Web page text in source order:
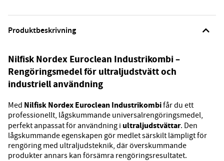
Produktbeskrivning
Nilfisk Nordex Euroclean Industrikombi –
Rengöringsmedel för ultraljudstvätt och
industriell användning
Med Nilfisk Nordex Euroclean Industrikombifår du ett
professionellt, lågskummande universalrengöringsmedel,
perfekt anpassat för användning i ultraljudstvättar. Den
lågskummande egenskapen gör medlet särskilt lämpligt för
rengöring med ultraljudsteknik, där överskummande
produkter annars kan försämra rengöringsresultatet.